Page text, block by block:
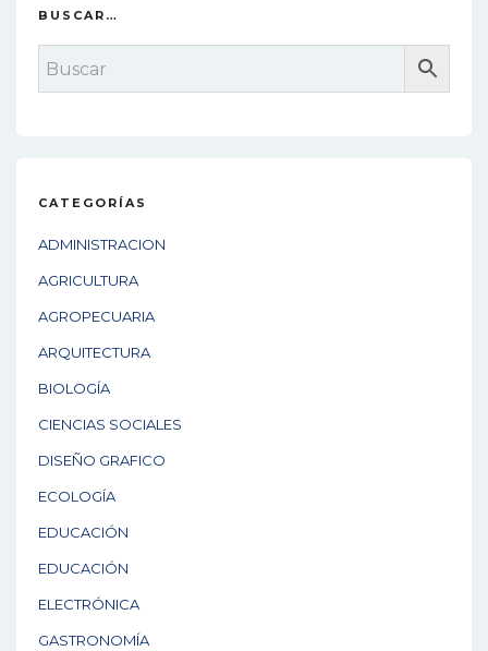
BUSCAR…
CATEGORÍAS
ADMINISTRACION
AGRICULTURA
AGROPECUARIA
ARQUITECTURA
BIOLOGÍA
CIENCIAS SOCIALES
DISEÑO GRAFICO
ECOLOGÍA
EDUCACIÓN
EDUCACIÓN
ELECTRÓNICA
GASTRONOMÍA